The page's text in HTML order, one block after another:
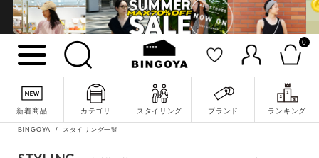
0
新着商品 カテゴリ スタイリング ブランド ランキング
詳細検索
BINGOYA スタイリング一覧